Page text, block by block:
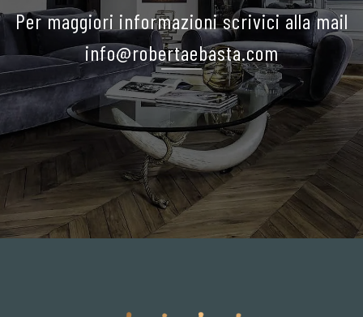
Per maggiori informazioni scrivici alla mail
info@robertaebasta.com